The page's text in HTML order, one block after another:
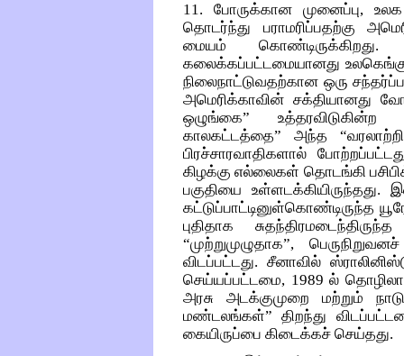
11. போருக்கான முனைப்பு,
தொடர்ந்து பராமரிப்பதற்கு
மையம்
கலைக்கப்பட்டமையானது
நிலைநாட்டுவதற்கான ஒரு
அமெரிக்காவின் சக்தியானது
ஒழுங்கை”
காலகட்டத்தை” அந்த
பிரச்சாரவாதிகளால்
கிழக்கு எல்லைகள் தொடங்கி
பகுதியை
கட்டுப்பாட்டினுள்கொண்டிருந்த
புதிதாக
“முற்றுமுழுதாக”,
விடப்பட்டது. சீனாவில்
செய்யப்பட்டமை, 1989 ல்
அரசு அடக்குமுறை மற்றும்
மண்டலங்கள்” திறந்து
கையிருப்பை கிடைக்கச் செய்தது.